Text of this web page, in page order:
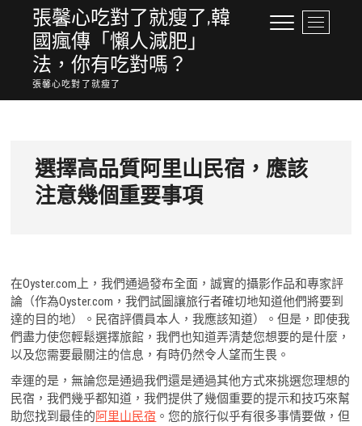
content
張馨心吃對了就瘦了,韓
國瘋傳「懶人減肥」
法，你有吃對嗎？
張馨心吃對了就瘦了
M
e
o
n
選擇高品質阿里山民宿，應該
注意幾個重要事項
在Oyster.com上，我們通過發布全面，誠實的攝影作品和專家評
論（作為Oyster.com，我們試圖讓旅行者確切地知道他們將要到
達的目的地）。民宿評價員本人，我應該知道）。但是，即使我
們盡力使您輕鬆選擇旅館，我們也知道弄清楚您想要的是什麼，
以及您需要最關注的信息，有時仍然令人望而生畏。
幸運的是，無論您是通過我們還是通過其他方式來挑選您理想的
民宿，我們幾乎都知道，我們提供了幾個重要的提示和技巧來幫
助您找到最佳的阿里山民宿 。您的旅行似乎有很多事情要做，但